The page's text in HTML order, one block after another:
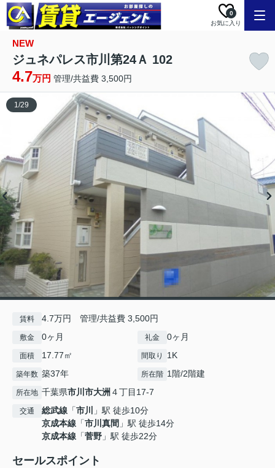
お気に入り
0
NEW
ジュネパレス市川第24Ａ 102
4.7万円 管理/共益費 3,500円
1/29
賃料 4.7万円 管理/共益費 3,500円
敷金 0ヶ月 礼金 0ヶ月
面積 17.77㎡ 間取り 1K
築年数 築37年 所在階 1階/2階建
所在地 千葉県市川市大洲 ４丁目17-7
交通 総武線 「市川
」駅 徒歩10分
京成本線 「市川真間 」駅 徒歩14分
京成本線 「菅野 」駅 徒歩22分
セールスポイント